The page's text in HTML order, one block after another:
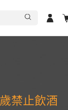
禁止飲酒